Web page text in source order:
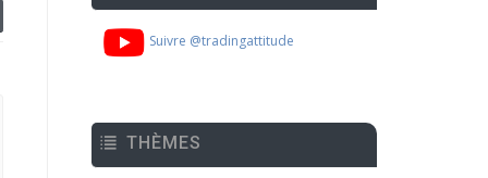
Suivre @tradingattitude
THÈMES